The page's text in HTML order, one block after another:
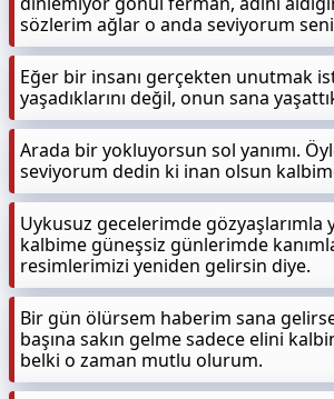
sözlerim ağlar o anda seviyorum
Eğer bir insanı gerçekten unutmak
yaşadıklarını değil, onun sana
Arada bir yokluyorsun sol yanımı.
seviyorum dedin ki inan olsun
Uykusuz gecelerimde gözyaşlarımla
kalbime güneşsiz günlerimde
resimlerimizi yeniden gelirsin diye.
Bir gün ölürsem haberim sana
başına sakın gelme sadece elini
belki o zaman mutlu olurum.